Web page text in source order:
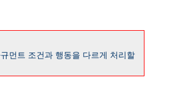
먼트 조건과 행동을 다르게 처리할